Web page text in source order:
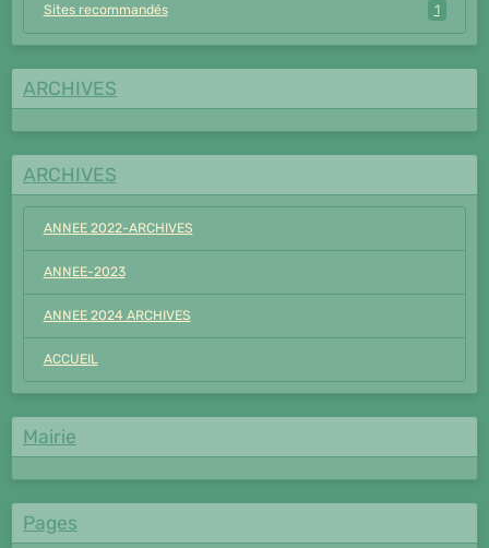
Sites recommandés 1
ARCHIVES
ARCHIVES
ANNEE 2022-ARCHIVES
ANNEE-2023
ANNEE 2024 ARCHIVES
ACCUEIL
Mairie
Pages